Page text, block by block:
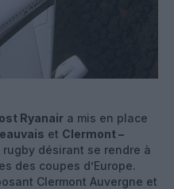
Ryanair a mis en place
et Clermont –
désirant se rendre à
des coupes d’Europe.
Clermont Auvergne et